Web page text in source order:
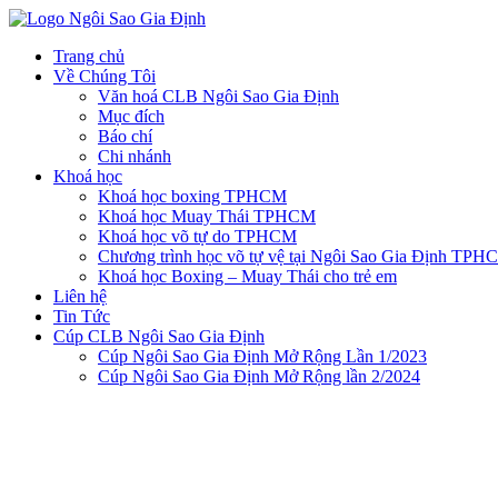
Trang chủ
Về Chúng Tôi
Văn hoá CLB Ngôi Sao Gia Định
Mục đích
Báo chí
Chi nhánh
Khoá học
Khoá học boxing TPHCM
Khoá học Muay Thái TPHCM
Khoá học võ tự do TPHCM
Chương trình học võ tự vệ tại Ngôi Sao Gia Định
Khoá học Boxing – Muay Thái cho trẻ em
Liên hệ
Tin Tức
Cúp CLB Ngôi Sao Gia Định
Cúp Ngôi Sao Gia Định Mở Rộng Lần 1/2023
Cúp Ngôi Sao Gia Định Mở Rộng lần 2/2024